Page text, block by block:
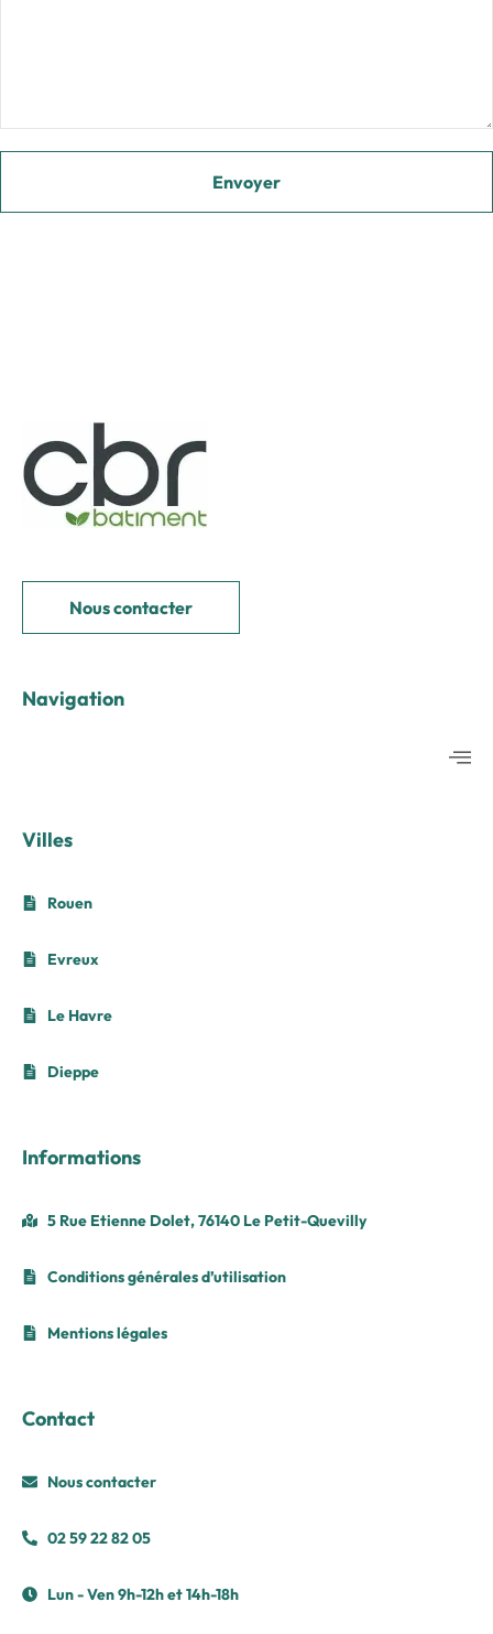
Nous contacter
Navigation
Villes
Rouen
Evreux
Le Havre
Dieppe
Informations
5 Rue Etienne Dolet, 76140 Le Petit-Quevilly
Conditions générales d’utilisation
Mentions légales
Contact
Nous contacter
02 59 22 82 05
Lun - Ven 9h-12h et 14h-18h